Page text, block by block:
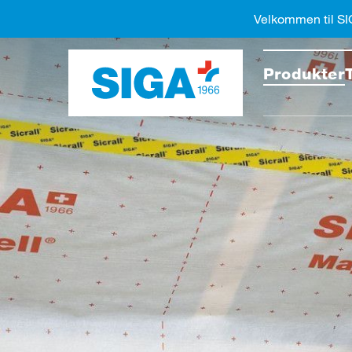
Søk
Produkter
Velkommen til